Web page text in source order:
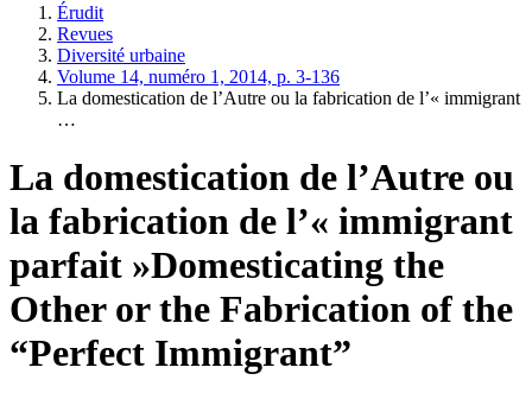
Érudit
Revues
Diversité urbaine
Volume 14, numéro 1, 2014, p. 3-136
La domestication de l’Autre ou la fabrication de l’« immigrant
…
La domestication de l’Autre ou
la fabrication de l’« immigrant
parfait »Domesticating the
Other or the Fabrication of the
“Perfect Immigrant”